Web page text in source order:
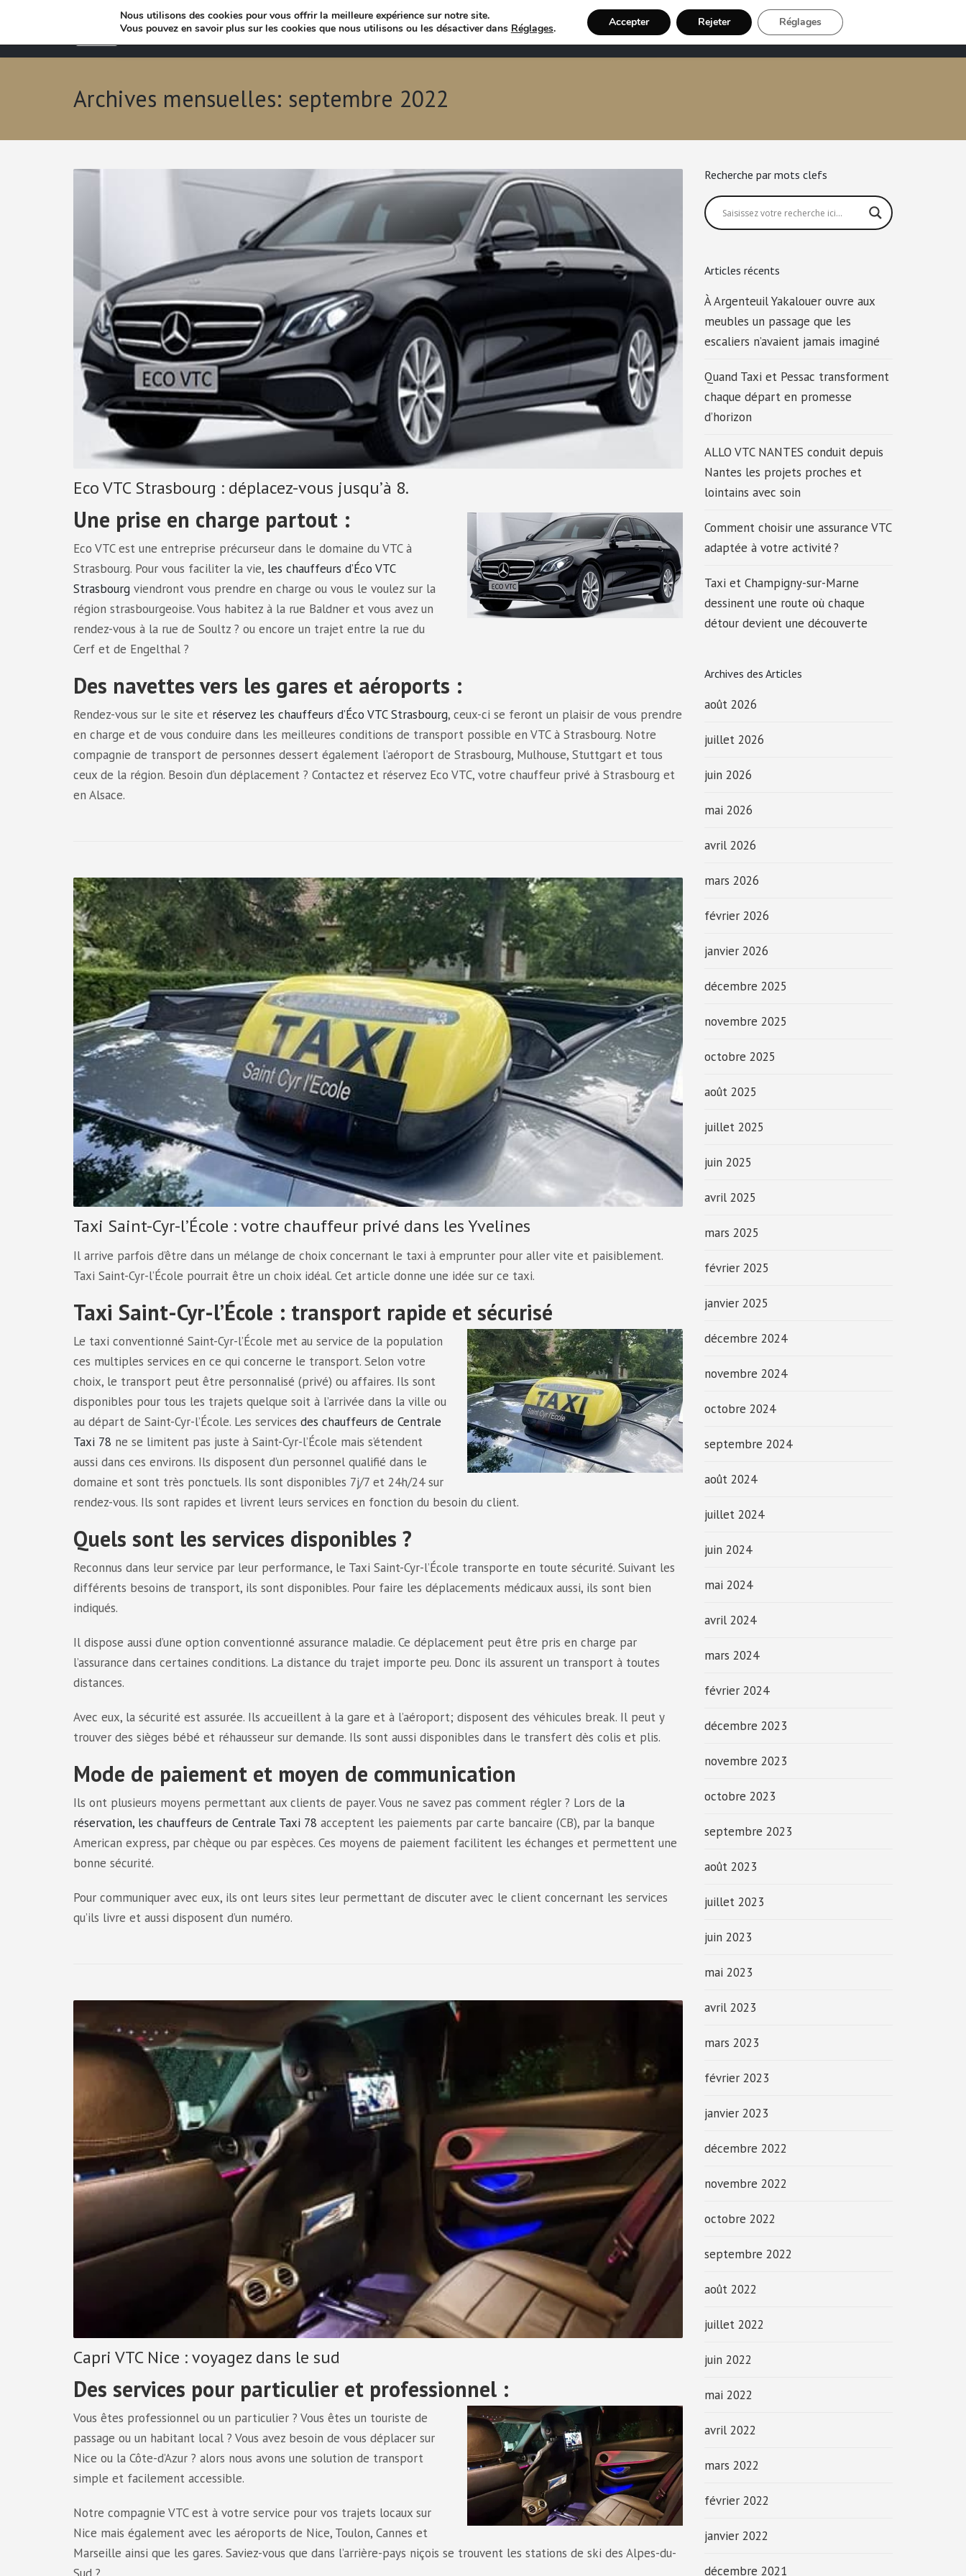
Annuaire VTC Recherche Chauffeur VTC Inscription Chauffeur
Archives mensuelles: septembre 2022
Eco VTC Strasbourg : déplacez-vous jusqu’à 8.
Une prise en charge partout :
Eco VTC est une entreprise précurseur dans le domaine du VTC à
Strasbourg. Pour vous faciliter la vie, les chauffeurs d’Éco VTC
Strasbourg viendront vous prendre en charge ou vous le voulez sur la
région strasbourgeoise. Vous habitez à la rue Baldner et vous avez un
rendez-vous à la rue de Soultz ? ou encore un trajet entre la rue du
Cerf et de Engelthal ?
Des navettes vers les gares et aéroports :
Rendez-vous sur le site et réservez les chauffeurs d’Éco VTC Strasbourg, ceux-ci se feront un plaisir de vous prendre
en charge et de vous conduire dans les meilleures conditions de transport possible en VTC à Strasbourg. Notre
compagnie de transport de personnes dessert également l’aéroport de Strasbourg, Mulhouse, Stuttgart et tous
ceux de la région. Besoin d’un déplacement ? Contactez et réservez Eco VTC, votre chauffeur privé à Strasbourg et
en Alsace.
Taxi Saint-Cyr-l’École : votre chauffeur privé dans les Yvelines
Il arrive parfois d’être dans un mélange de choix concernant le taxi à emprunter pour aller vite et paisiblement.
Taxi Saint-Cyr-l’École pourrait être un choix idéal. Cet article donne une idée sur ce taxi.
Taxi Saint-Cyr-l’École : transport rapide et sécurisé
Le taxi conventionné Saint-Cyr-l’École met au service de la population
ces multiples services en ce qui concerne le transport. Selon votre
choix, le transport peut être personnalisé (privé) ou affaires. Ils sont
disponibles pour tous les trajets quelque soit à l’arrivée dans la ville ou
au départ de Saint-Cyr-l’École. Les services des chauffeurs de Centrale
Taxi 78 ne se limitent pas juste à Saint-Cyr-l’École mais s’étendent
aussi dans ces environs. Ils disposent d’un personnel qualifié dans le
domaine et sont très ponctuels. Ils sont disponibles 7j/7 et 24h/24 sur
rendez-vous. Ils sont rapides et livrent leurs services en fonction du besoin du client.
Quels sont les services disponibles ?
Reconnus dans leur service par leur performance, le Taxi Saint-Cyr-l’École transporte en toute sécurité. Suivant les
différents besoins de transport, ils sont disponibles. Pour faire les déplacements médicaux aussi, ils sont bien
indiqués.
Il dispose aussi d’une option conventionné assurance maladie. Ce déplacement peut être pris en charge par
l’assurance dans certaines conditions. La distance du trajet importe peu. Donc ils assurent un transport à toutes
distances.
Avec eux, la sécurité est assurée. Ils accueillent à la gare et à l’aéroport; disposent des véhicules break. Il peut y
trouver des sièges bébé et réhausseur sur demande. Ils sont aussi disponibles dans le transfert dès colis et plis.
Mode de paiement et moyen de communication
Ils ont plusieurs moyens permettant aux clients de payer. Vous ne savez pas comment régler ? Lors de la
réservation, les chauffeurs de Centrale Taxi 78 acceptent les paiements par carte bancaire (CB), par la banque
American express, par chèque ou par espèces. Ces moyens de paiement facilitent les échanges et permettent une
bonne sécurité.
Pour communiquer avec eux, ils ont leurs sites leur permettant de discuter avec le client concernant les services
qu’ils livre et aussi disposent d’un numéro.
Capri VTC Nice : voyagez dans le sud
Des services pour particulier et professionnel :
​Vous êtes professionnel ou un particulier ? Vous êtes un touriste de
passage ou un habitant local ? Vous avez besoin de vous déplacer sur
Nice ou la Côte-d’Azur ? alors nous avons une solution de transport
simple et facilement accessible.
Notre compagnie VTC est à votre service pour vos trajets locaux sur
Nice mais également avec les aéroports de Nice, Toulon, Cannes et
Marseille ainsi que les gares. Saviez-vous que dans l’arrière-pays niçois se trouvent les stations de ski des Alpes-du-
Recherche par mots clefs
Articles récents
À Argenteuil Yakalouer ouvre aux
meubles un passage que les
escaliers n’avaient jamais imaginé
Quand Taxi et Pessac transforment
chaque départ en promesse
d’horizon
ALLO VTC NANTES conduit depuis
Nantes les projets proches et
lointains avec soin
Comment choisir une assurance VTC
adaptée à votre activité ?
Taxi et Champigny-sur-Marne
dessinent une route où chaque
détour devient une découverte
Archives des Articles
août 2026
juillet 2026
juin 2026
mai 2026
avril 2026
mars 2026
février 2026
janvier 2026
décembre 2025
novembre 2025
octobre 2025
août 2025
juillet 2025
juin 2025
avril 2025
mars 2025
février 2025
janvier 2025
décembre 2024
novembre 2024
octobre 2024
septembre 2024
août 2024
juillet 2024
juin 2024
mai 2024
avril 2024
mars 2024
février 2024
décembre 2023
novembre 2023
octobre 2023
septembre 2023
août 2023
juillet 2023
juin 2023
mai 2023
avril 2023
mars 2023
février 2023
janvier 2023
décembre 2022
novembre 2022
octobre 2022
septembre 2022
août 2022
juillet 2022
juin 2022
mai 2022
avril 2022
mars 2022
février 2022
janvier 2022
décembre 2021
Nous utilisons des cookies pour vous offrir la meilleure expérience sur notre site.
Vous pouvez en savoir plus sur les cookies que nous utilisons ou les désactiver dans Réglages. Accepter Rejeter Réglages